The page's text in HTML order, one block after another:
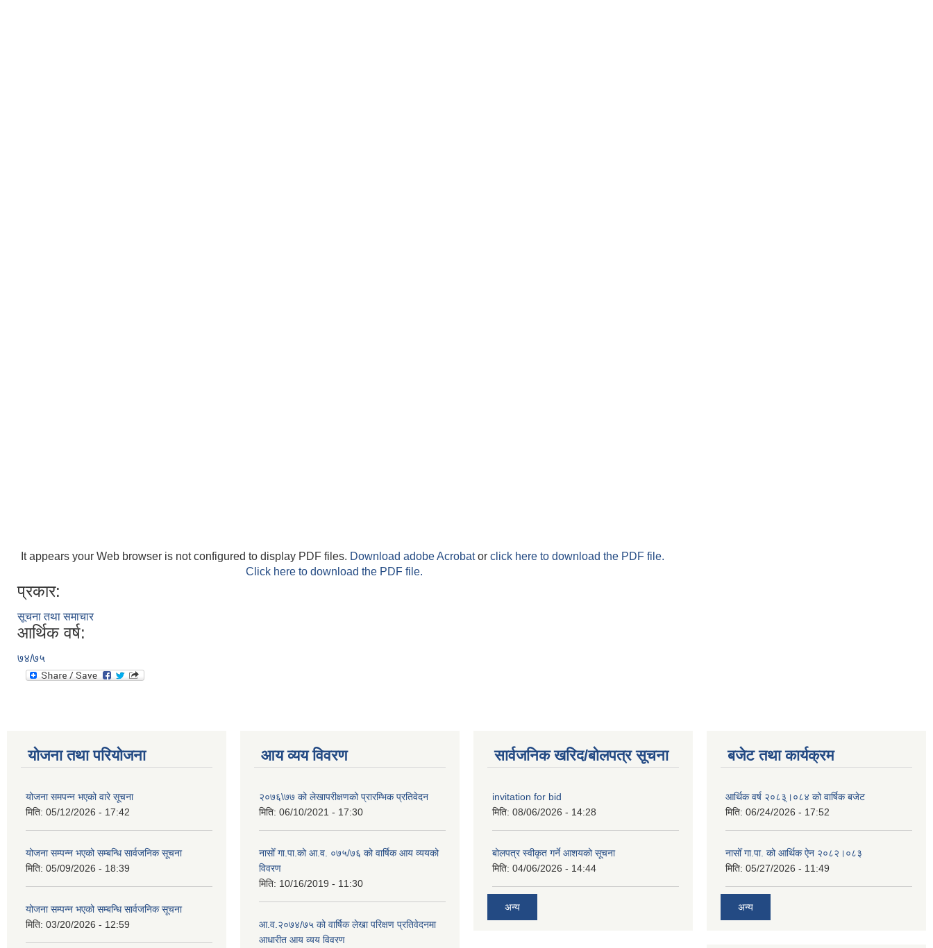
It appears your Web browser is not configured to display PDF files. Download adobe Acrobator click here to download the PDF file.
Click here to download the PDF file.
प्रकार:
सूचना तथा समाचार
आर्थिक वर्ष:
७४/७५
योजना तथा परियोजना
योजना समपन्न भएको वारे सूचना
मिति: 05/12/2026 - 17:42
योजना सम्पन्न भएको सम्बन्धि सार्वजनिक सूचना
मिति: 05/09/2026 - 18:39
योजना सम्पन्न भएको सम्बन्धि सार्वजनिक सूचना
मिति: 03/20/2026 - 12:59
आय व्यय विवरण
२०७६\७७ को लेखापरीक्षणको प्रारम्भिक प्रतिवेदन
मिति: 06/10/2021 - 17:30
नासोँ गा.पा.को आ.व. ०७५/७६ को वार्षिक आय व्ययको
विवरण
मिति: 10/16/2019 - 11:30
आ.व.२०७४/७५ को वार्षिक लेखा परिक्षण प्रतिवेदनमा
आधारीत आय व्यय विवरण
सार्वजनिक खरिद/बोलपत्र सूचना
invitation for bid
मिति: 08/06/2026 - 14:28
बोलपत्र स्वीकृत गर्ने आशयको सूचना
मिति: 04/06/2026 - 14:44
अन्य
बजेट तथा कार्यक्रम
आर्थिक वर्ष २०८३्।०८४ को वार्षिक बजेट
मिति: 06/24/2026 - 17:52
नासोँ गा.पा. को आर्थिक ऐन २०८२।०८३
मिति: 05/27/2026 - 11:49
अन्य